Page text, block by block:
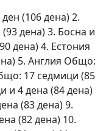
(106 дена) 2.
дена) 3. Босна и
дена) 4. Естония
5. Англия Общо:
17 седмици (85
и 4 дена (84 дена)
(83 дена) 9.
(82 дена) 10.